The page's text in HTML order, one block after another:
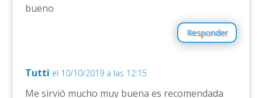
bueno
Responder
Tutti el 10/10/2019 a las 12:15
Me sirvió mucho muy buena es recomendada